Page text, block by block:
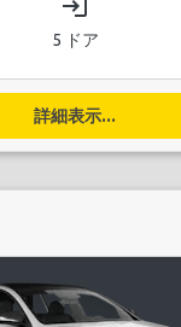
login
5 ドア
詳細表示...